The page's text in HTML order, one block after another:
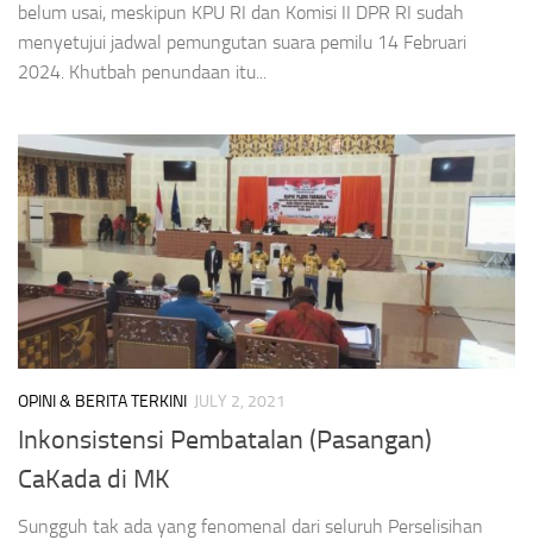
belum usai, meskipun KPU RI dan Komisi II DPR RI sudah
menyetujui jadwal pemungutan suara pemilu 14 Februari
2024. Khutbah penundaan itu...
OPINI & BERITA TERKINI JULY 2, 2021
Inkonsistensi Pembatalan (Pasangan)
CaKada di MK
Sungguh tak ada yang fenomenal dari seluruh Perselisihan